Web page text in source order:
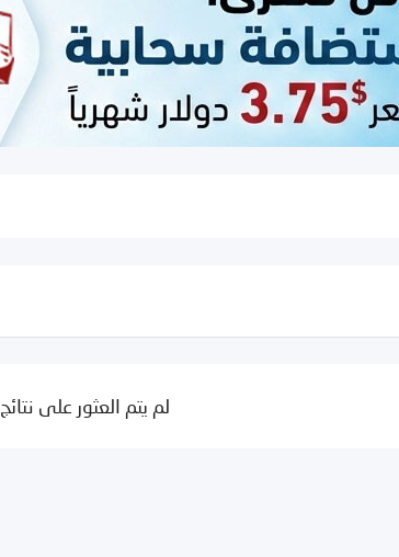
لم يتم العثور على نتائج